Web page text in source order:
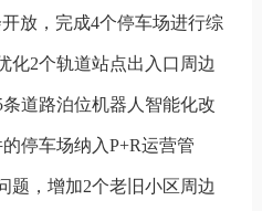
放， 完成4个停车场进行综
化2个轨道站点出入口周边
条道路泊位机器人智能化改
停车场纳入P+R运营管
题，增加2个老旧小区周边